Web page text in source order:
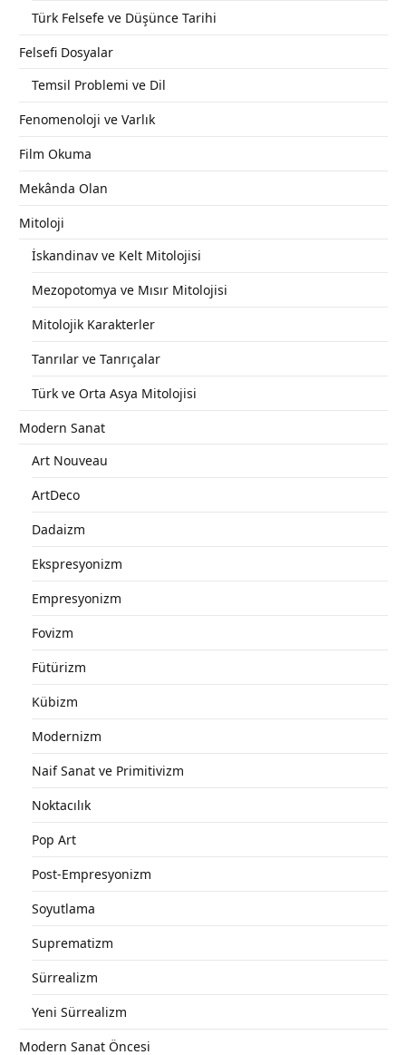
Türk Felsefe ve Düşünce Tarihi
Felsefi Dosyalar
Temsil Problemi ve Dil
Fenomenoloji ve Varlık
Film Okuma
Mekânda Olan
Mitoloji
İskandinav ve Kelt Mitolojisi
Mezopotomya ve Mısır Mitolojisi
Mitolojik Karakterler
Tanrılar ve Tanrıçalar
Türk ve Orta Asya Mitolojisi
Modern Sanat
Art Nouveau
ArtDeco
Dadaizm
Ekspresyonizm
Empresyonizm
Fovizm
Fütürizm
Kübizm
Modernizm
Naif Sanat ve Primitivizm
Noktacılık
Pop Art
Post-Empresyonizm
Soyutlama
Suprematizm
Sürrealizm
Yeni Sürrealizm
Modern Sanat Öncesi